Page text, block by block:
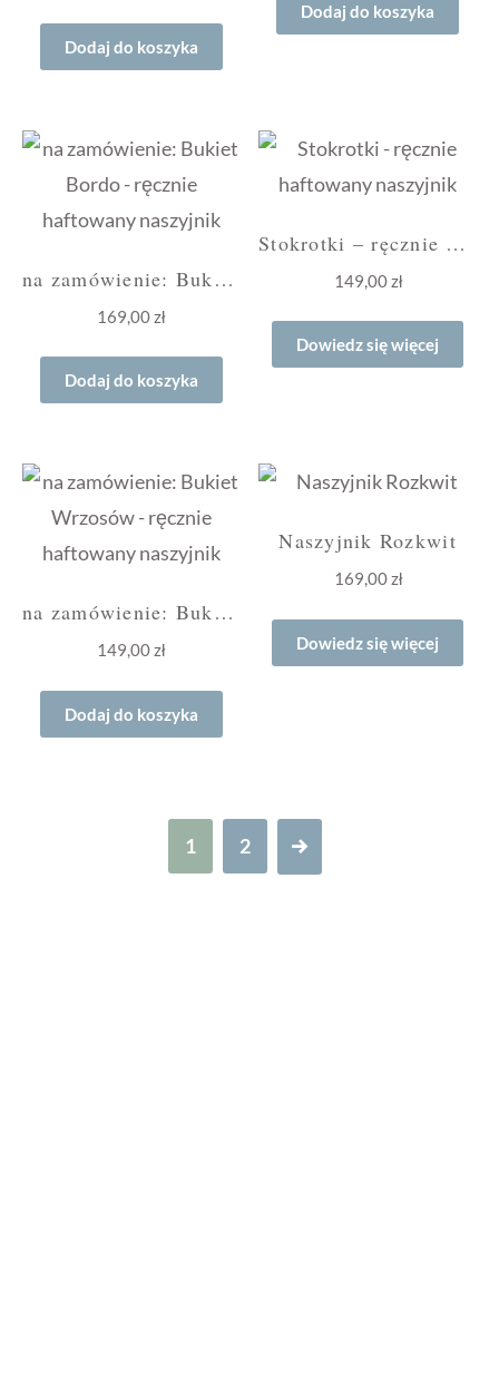
Dodaj do koszyka
Dodaj do koszyka
na zamówienie: Bukiet Bordo – ręcznie haftowany naszyjnik
169,00zł
Dodaj do koszyka
Stokrotki – ręcznie haftowany naszyjnik
149,00zł
Dowiedz się więcej
na zamówienie: Bukiet Wrzosów – ręcznie haftowany naszyjnik
149,00zł
Dodaj do koszyka
Naszyjnik Rozkwit
169,00zł
Dowiedz się więcej
1 2